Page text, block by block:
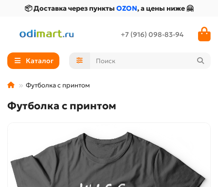
📦 Доставка через пункты OZON, а цены ниже 🤗
+7 (916) 098-83-94
Каталог
Футболка с принтом
Футболка с принтом